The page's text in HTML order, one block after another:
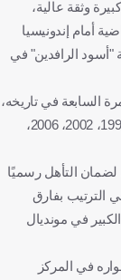
وثقة عالية،
أمام إندونيسيا
"أسود الرافدين" في
السابعة في تاريخه،
بعدما سبق له الظهور في 6 نسخ سابقة أعوام 1994، 1998، 2002، 2006،
التأهل رسميًا
الترتيب بفارق
في مونديال
في المركز